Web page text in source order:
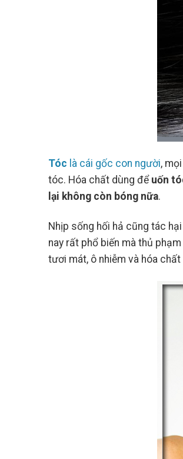
Tóc là cái gốc con người,
tóc. Hóa chất dùng để uốn
lại không còn bóng nữa.
Nhịp sống hối hả cũng tác
nay rất phổ biến mà thủ phạm
tươi mát, ô nhiễm và hóa
Cách Kết Hợp
Và Retinol
28
Th7